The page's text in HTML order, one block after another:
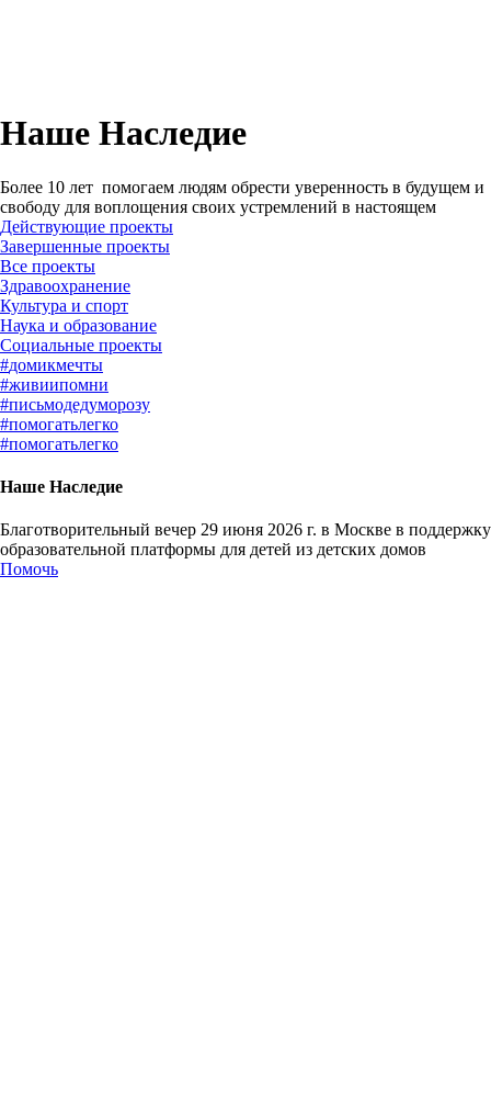
Наше Наследие
Более 10 лет помогаем людям обрести уверенность в будущем и
свободу для воплощения своих устремлений в настоящем
Действующие проекты
Завершенные проекты
#домикмечты
#живиипомни
#письмодедуморозу
#помогатьлегко
#помогатьлегко
Наше Наследие
Благотворительный вечер 29 июня 2026 г. в Москве в поддержку
образовательной платформы для детей из детских домов
Помочь